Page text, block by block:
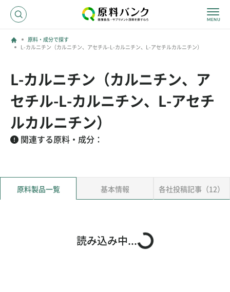
ご利用ガイド
新規登録
原料・成分で探す
L-カルニチン（カルニチン、アセチル-L-カルニチン、L-アセチルカルニチン）
L-カルニチン（カルニチン、ア
セチル-L-カルニチン、L-アセチ
ルカルニチン）
関連する原料・成分：
原料製品一覧 基本情報 各社投稿記事（12）
読み込み中...